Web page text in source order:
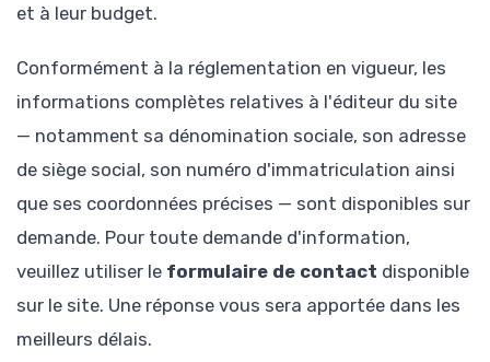
et à leur budget.
Conformément à la réglementation en vigueur, les
informations complètes relatives à l'éditeur du site
— notamment sa dénomination sociale, son adresse
de siège social, son numéro d'immatriculation ainsi
que ses coordonnées précises — sont disponibles sur
demande. Pour toute demande d'information,
veuillez utiliser le formulaire de contact disponible
sur le site. Une réponse vous sera apportée dans les
meilleurs délais.